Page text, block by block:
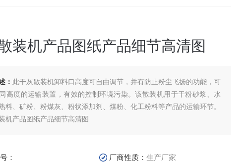
装机产品图纸产品细节高清图
： 此干灰散装机卸料口高度可自由调节，并有防止粉尘飞扬的功能，可
高度的运输装置，有效的控制环境污染。该散装机用于干粉砂浆、水
料、矿粉、粉煤灰、粉状添加剂、煤粉、化工粉料等产品的运输环节。
机产品图纸产品细节高清图
： 厂商性质：生产厂家